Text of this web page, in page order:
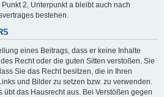
2, Unterpunkt a bleibt auch nach
bestehen.
eines Beitrags, dass er keine Inhalte
Recht oder die guten Sitten verstoßen. Sie
Sie das Recht besitzen, die in Ihren
und Bilder zu setzen bzw. zu verwenden.
übt das Hausrecht aus. Bei Verstößen gegen